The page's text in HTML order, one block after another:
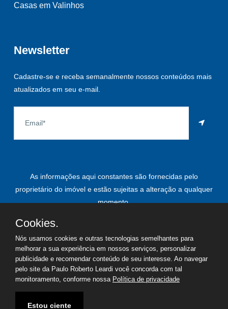
Casas em Valinhos
Newsletter
Cadastre-se e receba semanalmente nossos conteúdos mais
atualizados em seu e-mail.
As informações aqui constantes são fornecidas pelo
proprietário do imóvel e estão sujeitas a alteração a qualquer
momento.
©2026Copyright - Paulo Roberto Leardi | Todos os direitos
reservados
Cookies.
Nós usamos cookies e outras tecnologias semelhantes para
melhorar a sua experiência em nossos serviços, personalizar
publicidade e recomendar conteúdo de seu interesse. Ao navegar
pelo site da Paulo Roberto Leardi você concorda com tal
monitoramento, conforme nossa Política de privacidade
Estou ciente